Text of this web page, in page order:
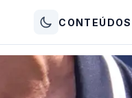
CONTEÚDOS